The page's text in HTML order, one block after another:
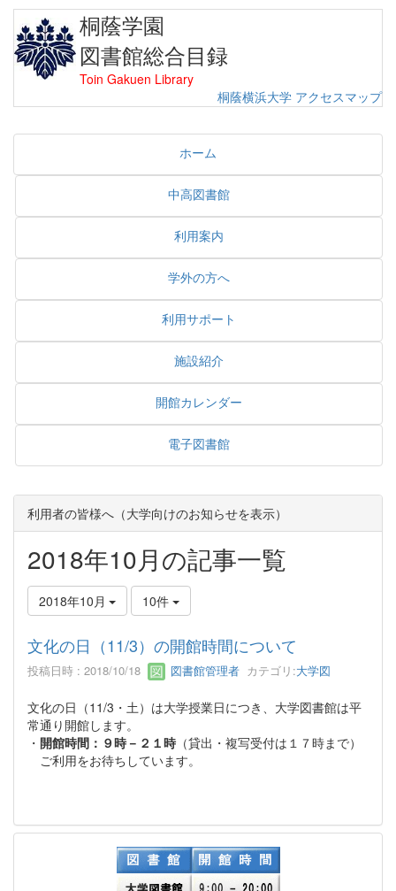
桐蔭学園
図書館総合目録
Toin Gakuen Library
桐蔭横浜大学 アクセスマップ
ホーム
中高図書館
利用案内
学外の方へ
利用サポート
施設紹介
開館カレンダー
電子図書館
利用者の皆様へ（大学向けのお知らせを表示）
2018年10月の記事一覧
2018年10月 10件
文化の日（11/3）の開館時間について
投稿日時 : 2018/10/18 図書館管理者 カテゴリ:大学図
文化の日（11/3・土）は大学授業日につき、大学図書館は平
常通り開館します。
・ 開館時間：９時－２１時 （貸出・複写受付は１７時まで）
ご利用をお待ちしています。